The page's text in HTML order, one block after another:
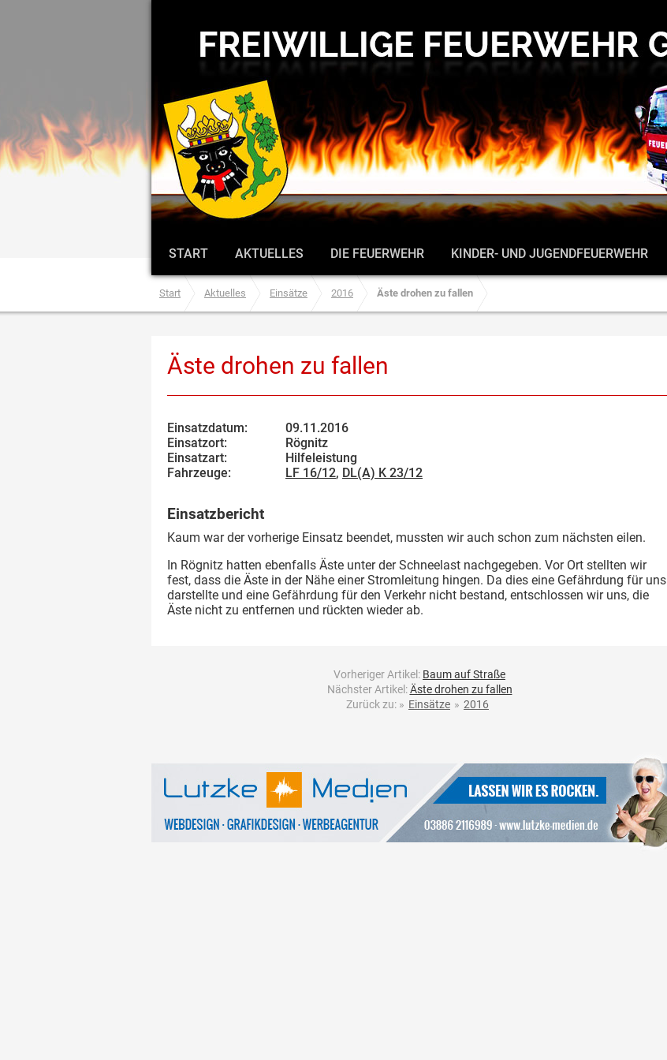
START AKTUELLES DIE FEUERWEHR KINDER- UND JUGENDFEUERWEHR
Start Aktuelles Einsätze 2016 Äste drohen zu fallen
Äste drohen zu fallen
Einsatzdatum:
09.11.2016
Einsatzort:
Rögnitz
Einsatzart:
Hilfeleistung
Fahrzeuge:
LF 16/12, DL(A) K 23/12
Einsatzbericht
Kaum war der vorherige Einsatz beendet, mussten wir auch schon zum nächsten eilen.
In Rögnitz hatten ebenfalls Äste unter der Schneelast nachgegeben. Vor Ort stellten wir
fest, dass die Äste in der Nähe einer Stromleitung hingen. Da dies eine Gefährdung für uns
darstellte und eine Gefährdung für den Verkehr nicht bestand, entschlossen wir uns, die
Äste nicht zu entfernen und rückten wieder ab.
Vorheriger Artikel: Baum auf Straße
Nächster Artikel:Äste drohen zu fallen
Zurück zu: » Einsätze » 2016